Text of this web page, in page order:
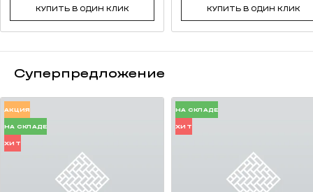
КУПИТЬ В ОДИН КЛИК КУПИТЬ В ОДИН КЛИК
Суперпредложение
АКЦИЯ
НА СКЛАДЕ
ХИТ
НА СКЛАДЕ
ХИТ